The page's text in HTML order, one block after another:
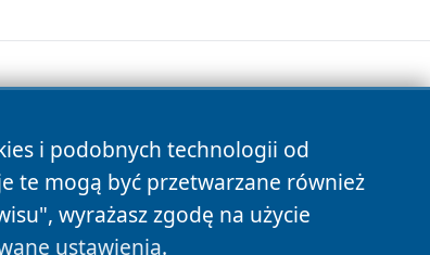
i podobnych technologii od
te mogą być przetwarzane również
wyrażasz zgodę na użycie
ustawienia.